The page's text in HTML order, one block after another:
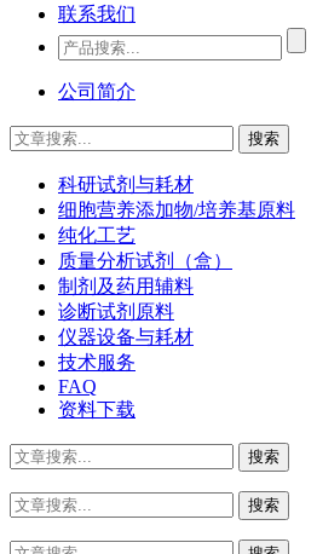
联系我们
公司简介
科研试剂与耗材
细胞营养添加物/培养基原料
纯化工艺
质量分析试剂（盒）
制剂及药用辅料
诊断试剂原料
仪器设备与耗材
技术服务
FAQ
资料下载